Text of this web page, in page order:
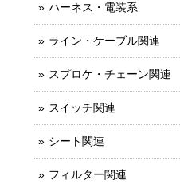
ハーネス・電装系
ライン・ケーブル関連
スプロケ・チェーン関連
スイッチ関連
シート関連
フィルター関連